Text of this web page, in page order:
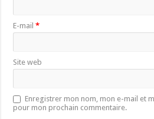
E-mail*
Site web
Enregistrer mon nom, mon e-mail et
pour mon prochain commentaire.